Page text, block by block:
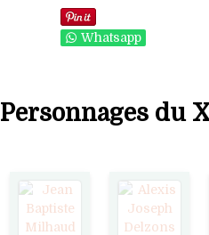
Save
Whatsapp
Personnages du